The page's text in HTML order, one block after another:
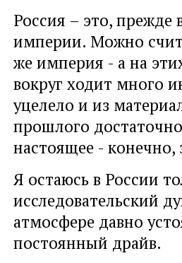
Россия – это, прежде
империи. Можно
же империя - а на
вокруг ходит много
уцелело и из
прошлого
настоящее - конечно,
Я остаюсь в России
исследовательский
атмосфере давно
постоянный драйв.